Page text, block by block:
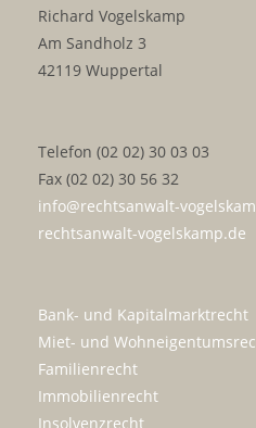
Richard Vogelskamp
Am Sandholz 3
42119 Wuppertal
Telefon (02 02) 30 03 03
Fax (02 02) 30 56 32
info@rechtsanwalt-
rechtsanwalt-vogelskamp.de
Bank- und Kapitalmarktrecht
Miet- und
Familienrecht
Immobilienrecht
Insolvenzrecht